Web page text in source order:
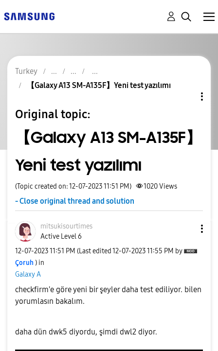
Turkey
【Galaxy A13 SM-A135F】Yeni test yazılımı
Original topic:
【Galaxy A13 SM-A135F】
Yeni test yazılımı
(Topic created on: 12-07-2023 11:51 PM) 1020Views
- Close original thread and solution
mitsukisourtimes
Active Level 6
‎12-07-202311:51 PM (Last edited ‎12-07-202311:55 PM by
Çoruh ) in
Galaxy A
checkfirm'e göre yeni bir şeyler daha test ediliyor. bilen
yorumlasın bakalım.
daha dün dwk5 diyordu, şimdi dwl2 diyor.